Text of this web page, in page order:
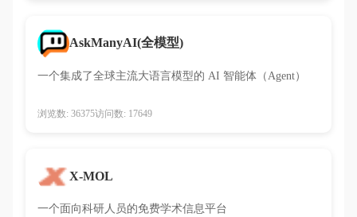
AskManyAI(全模型)
一个集成了全球主流大语言模型的 AI 智能体（Agent）
浏览数: 36375访问数: 17649
X-MOL
一个面向科研人员的免费学术信息平台